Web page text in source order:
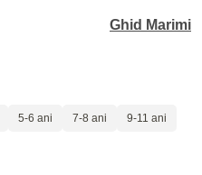
Ghid Marimi
5-6 ani 7-8 ani 9-11 ani